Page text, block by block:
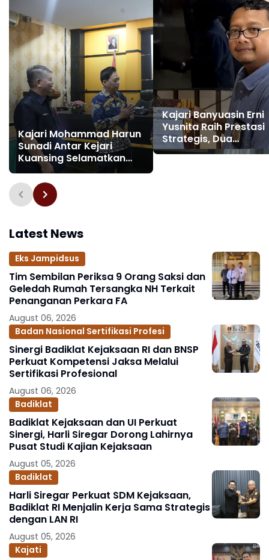
Kajari Mohammad Harun
Sunadi Antar Kejari
Kuansing Selamatkan
Aset dan Keuangan
Negara Rp74,97 Miliar
Kajari Banyuasin Erni
Yusnita Raih Prestasi
Strategis, Dua
Penghargaan
Latest News
Eks Jampidsus
Tim Sembilan Periksa 9 Orang Saksi dan
Geledah Rumah Tersangka NH Terkait
Penanganan Perkara FA
August 06, 2026
Badan Nasional Sertifikasi Profesi
Sinergi Badiklat Kejaksaan RI dan BNSP
Perkuat Kompetensi Jaksa Melalui
Sertifikasi Profesional
August 06, 2026
Badiklat
Badiklat Kejaksaan dan UI Perkuat
Sinergi, Harli Siregar Dorong Lahirnya
Pusat Studi Kajian Kejaksaan
August 05, 2026
Badiklat
Harli Siregar Perkuat SDM Kejaksaan,
Badiklat RI Menjalin Kerja Sama Strategis
dengan LAN RI
August 05, 2026
Kajati